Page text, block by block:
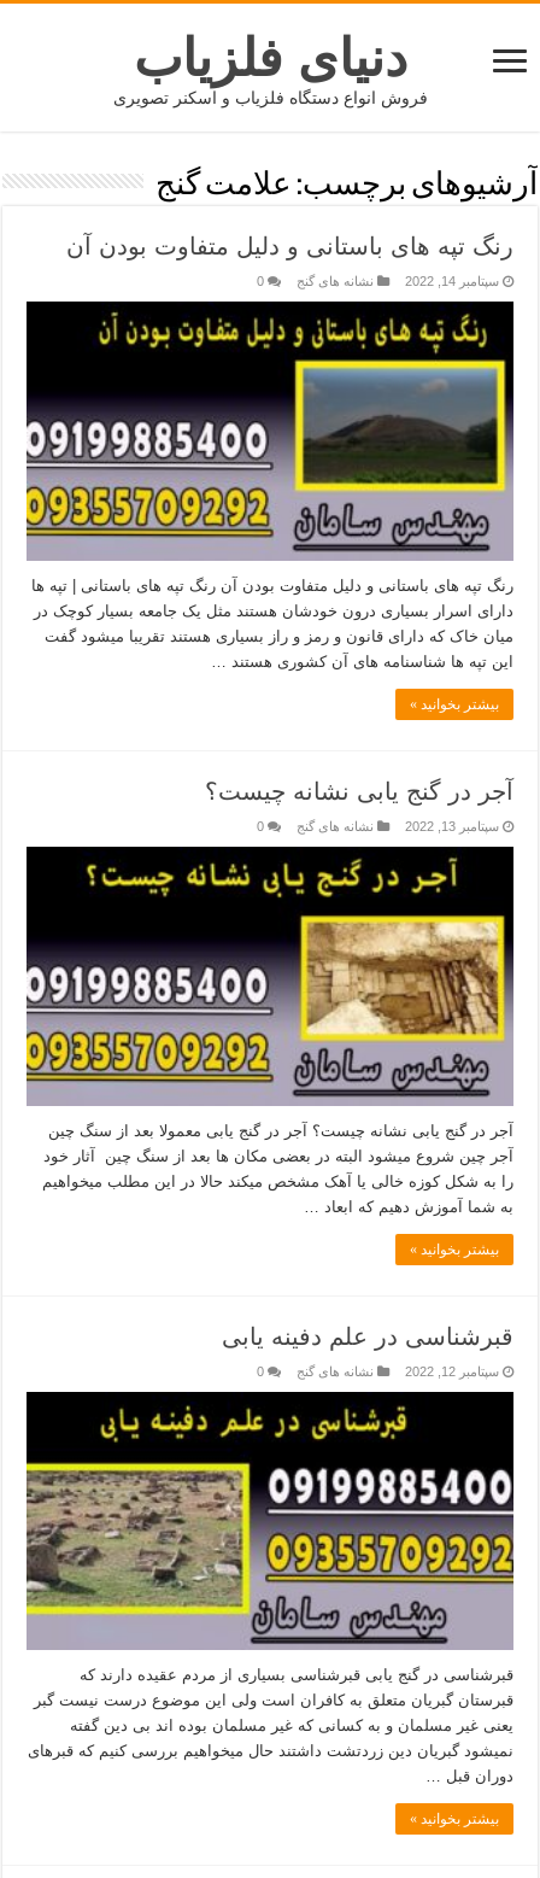
دنیای فلزیاب
فروش انواع دستگاه فلزیاب و اسکنر تصویری
آرشیوهای برچسب: علامت گنج
رنگ تپه های باستانی و دلیل متفاوت بودن آن
سپتامبر 14, 2022 نشانه های گنج 0
رنگ تپه های باستانی و دلیل متفاوت بودن آن رنگ تپه های باستانی | تپه ها
دارای اسرار بسیاری درون خودشان هستند مثل یک جامعه بسیار کوچک در
میان خاک که دارای قانون و رمز و راز بسیاری هستند تقریبا میشود گفت
این تپه ها شناسنامه های آن کشوری هستند …
بیشتر بخوانید »
آجر در گنج یابی نشانه چیست؟
سپتامبر 13, 2022 نشانه های گنج 0
آجر در گنج یابی نشانه چیست؟ آجر در گنج یابی معمولا بعد از سنگ چین
آجر چین شروع میشود البته در بعضی مکان ھا بعد از سنگ چین آثار خود
را به شکل کوزه خالی یا آھک مشخص میکند حالا در این مطلب میخواهیم
به شما آموزش دهیم که ابعاد …
بیشتر بخوانید »
قبرشناسی در علم دفینه یابی
سپتامبر 12, 2022 نشانه های گنج 0
قبرشناسی در گنج یابی قبرشناسی بسیاری از مردم عقیده دارند که
قبرستان گبریان متعلق به کافران است ولی این موضوع درست نیست گبر
یعنی غیر مسلمان و به کسانی که غیر مسلمان بوده اند بی دین گفته
نمیشود گبریان دین زردتشت داشتند حال میخواهیم بررسی کنیم که قبرهای
دوران قبل …
بیشتر بخوانید »